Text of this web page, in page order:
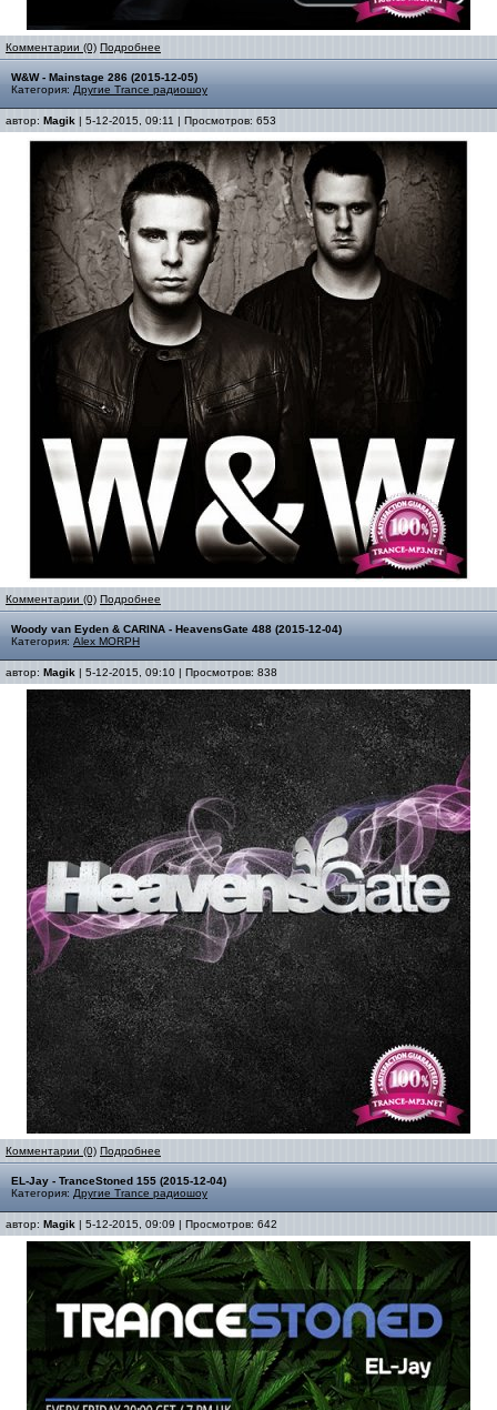
Комментарии (0) Подробнее
W&W - Mainstage 286 (2015-12-05)
Категория: Другие Trance радиошоу
автор: Magik | 5-12-2015, 09:11 | Просмотров: 653
Комментарии (0) Подробнее
Woody van Eyden & CARINA - HeavensGate 488 (2015-12-04)
Категория: Alex MORPH
автор: Magik | 5-12-2015, 09:10 | Просмотров: 838
Комментарии (0) Подробнее
EL-Jay - TranceStoned 155 (2015-12-04)
Категория: Другие Trance радиошоу
автор: Magik | 5-12-2015, 09:09 | Просмотров: 642